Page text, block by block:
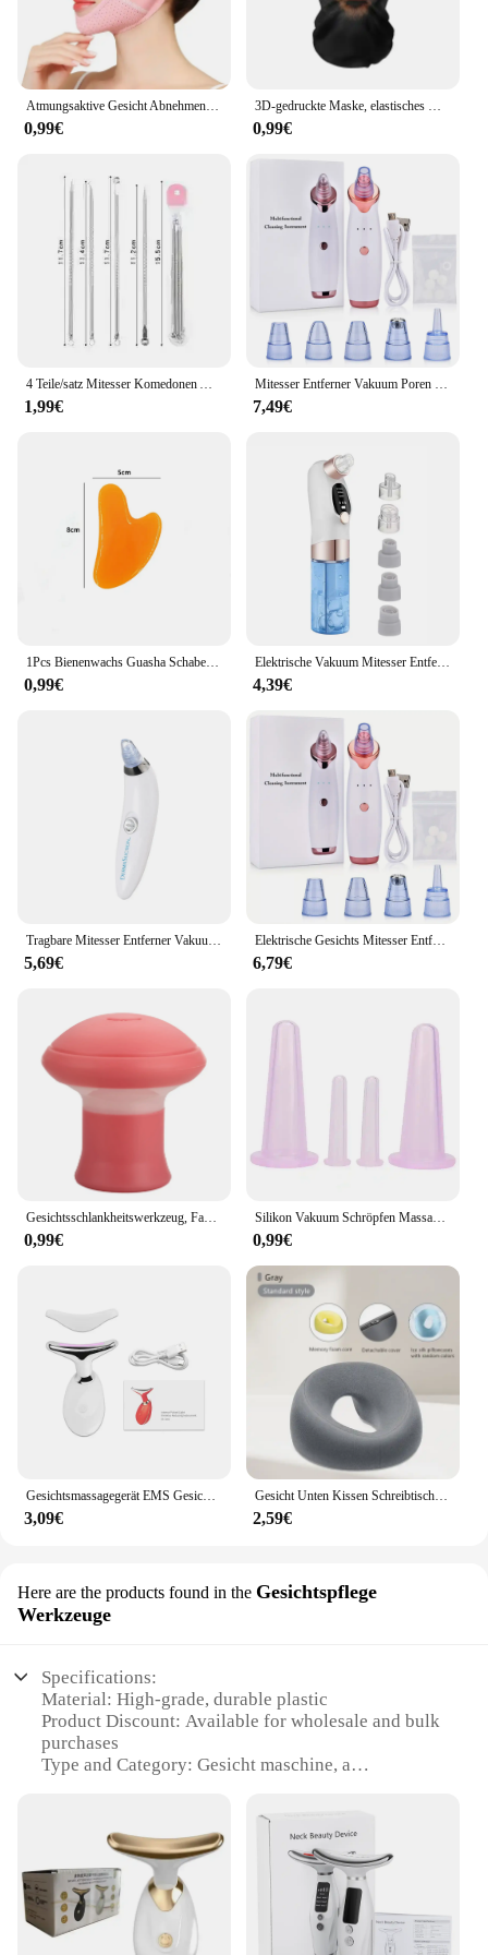
0,99€ 0,99€
1,99€ 7,49€
0,99€
Elektrische Vakuum Mitesser Entferner Blase Wasser Zyklus Gesicht Abgestorbene Haut Akne Poren Reinigung Saug Mitesser Entfernung Instrument
4,39€
5,69€
Elektrische Gesichts Mitesser Entferner Vakuum Poren Reiniger Akne Reiniger Schwarze Flecken Entfernung Gesicht Nase Tiefen Reinigung Werkzeuge
6,79€
Gesichtsschlankheitswerkzeug, Facelift, hautstraffendes V-förmiges Doppelkinn-Übungsinstrument für Frauen, heben Sie die Haut an, schlankes und getöntes Gesicht
0,99€
Silikon Vakuum Schröpfen Massage Gläser Anti Cellulite Massage Gesichts Saugnäpfe Gesicht Hals Lift Haut Schaben Guasha Anti Falten
0,99€
Gesichtsmassagegerät EMS Gesichts Mikrostrom Anti-Aging Gesichtsmassage Hals Facelifting Massagegerät Hautstraffung Facelift Geräte USB
3,09€
Gesicht Unten Kissen Schreibtisch Nickerchen Kissen Anfällig Ruhen Komfort Memory Foam Ergonomie Hause Massage Kopfstütze für Schönheit Salon
2,59€
Here are the products found in the Gesichtspflege
Werkzeuge
Specifications:
Material: High-grade, durable plastic
Product Discount: Available for wholesale and bulk
purchases
Type and Category: Gesicht maschine, a
friendly features
Usage and Purpose: Designed for professional and
home use, catering to a wide range of facial care
needs
Performance and Property: Efficient and effective in
delivering salon-quality results